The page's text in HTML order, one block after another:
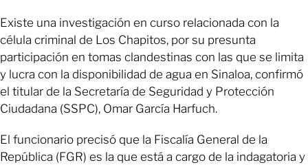
Existe una investigación en curso relacionada con la
célula criminal de Los Chapitos, por su presunta
participación en tomas clandestinas con las que se limita
y lucra con la disponibilidad de agua en Sinaloa, confirmó
el titular de la Secretaría de Seguridad y Protección
Ciudadana (SSPC), Omar García Harfuch.
El funcionario precisó que la Fiscalía General de la
República (FGR) es la que está a cargo de la indagatoria y